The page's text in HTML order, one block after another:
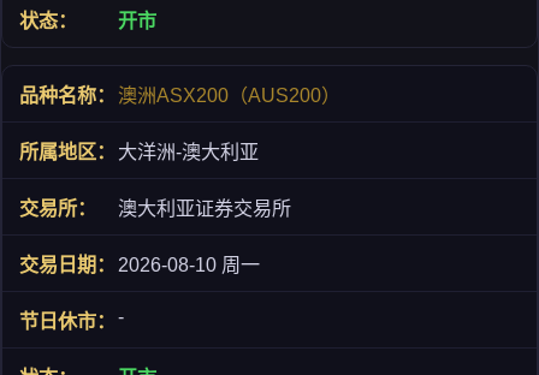
开市
澳洲ASX200（AUS200）
大洋洲-澳大利亚
澳大利亚证券交易所
2026-08-10 周一
-